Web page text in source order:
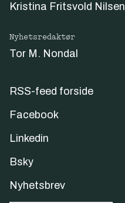
Kristina Fritsvold Nilsen
Nyhetsredaktør
Tor M. Nondal
RSS-feed forside
Facebook
Linkedin
Bsky
Nyhetsbrev